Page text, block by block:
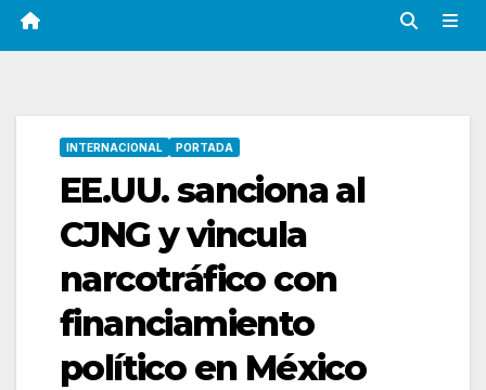
INTERNACIONAL PORTADA
EE.UU. sanciona al
CJNG y vincula
narcotráfico con
financiamiento
político en México